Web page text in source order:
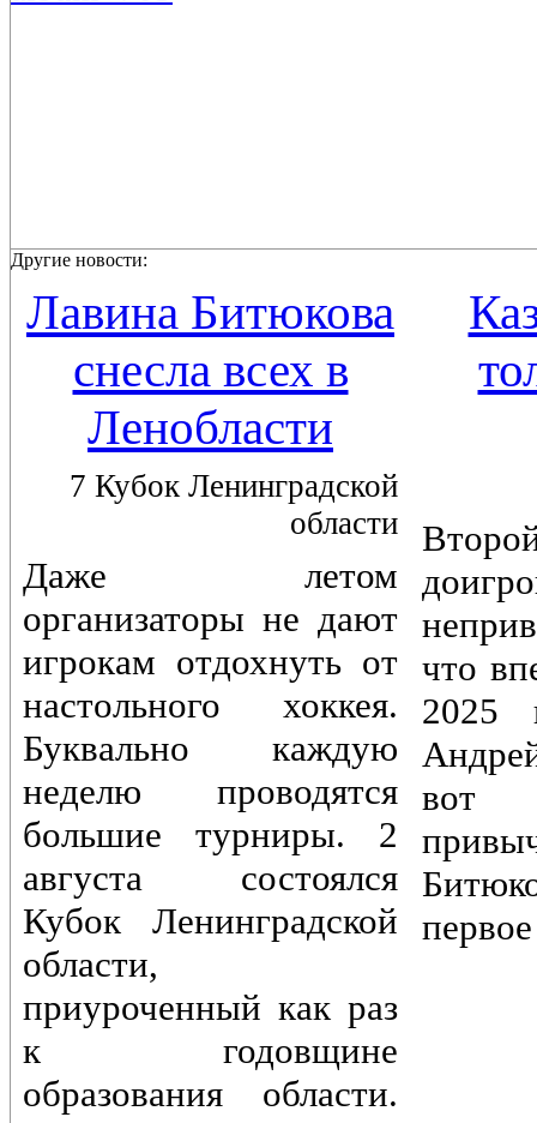
Другие новости:
Лавина Битюкова
снесла всех в
Ленобласти
7 Кубок Ленинградской
области
Даже летом
организаторы не дают
игрокам отдохнуть от
настольного хоккея.
Буквально каждую
неделю проводятся
большие турниры. 2
августа состоялся
Кубок Ленинградской
области,
приуроченный как раз
к годовщине
образования области.
что
2025
вот